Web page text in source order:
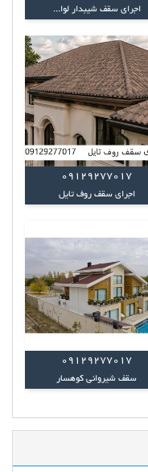
اجرای سقف شیبدار لوا...
09129277017
اجرای سقف روف تایل
09129277017
سقف شیروانی کوهسار